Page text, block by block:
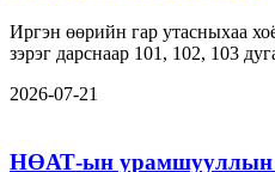
Иргэн өөрийн гар утасныхаа
зэрэг дарснаар 101, 102, 103
2026-07-21
НӨАТ-ын урамшууллын